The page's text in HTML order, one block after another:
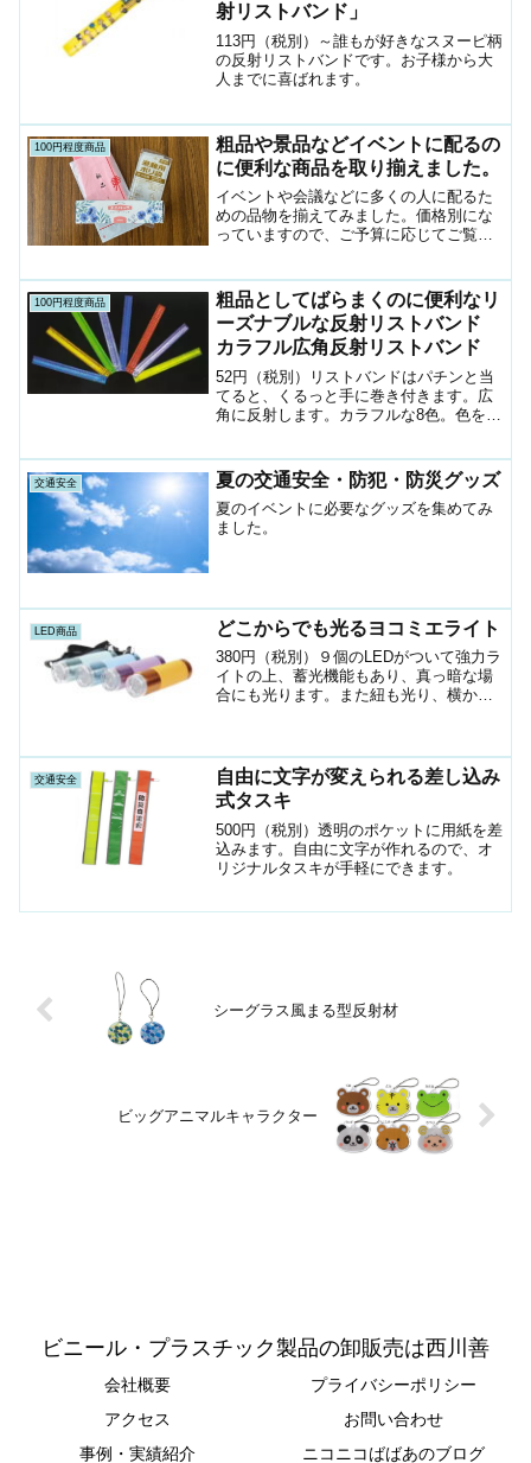
射リストバンド」
113円（税別）～誰もが好きなスヌーピ柄
の反射リストバンドです。お子様から大
人までに喜ばれます。
100円程度商品
粗品や景品などイベントに配るの
に便利な商品を取り揃えました。
イベントや会議などに多くの人に配るた
めの品物を揃えてみました。価格別にな
っていますので、ご予算に応じてご覧く
もありますのでお気軽にお尋ねください
100円以内の商品100...
100円程度商品
粗品としてばらまくのに便利なリ
ーズナブルな反射リストバンド
カラフル広角反射リストバンド
52円（税別）リストバンドはパチンと当
てると、くるっと手に巻き付きます。広
角に反射します。カラフルな8色。色を選
交通安全 夏の交通安全・防犯・防災グッズ
夏のイベントに必要なグッズを集めてみ
ました。
LED商品 どこからでも光るヨコミエライト
380円（税別）９個のLEDがついて強力ラ
イトの上、蓄光機能もあり、真っ暗な場
合にも光ります。また紐も光り、横から
交通安全
自由に文字が変えられる差し込み
式タスキ
500円（税別）透明のポケットに用紙を差
込みます。自由に文字が作れるので、オ
リジナルタスキが手軽にできます。
シーグラス風まる型反射材
ビッグアニマルキャラクター
ビニール・プラスチック製品の卸販売は西川善
会社概要
プライバシーポリシー
アクセス
お問い合わせ
事例・実績紹介
ニコニコばばあのブログ